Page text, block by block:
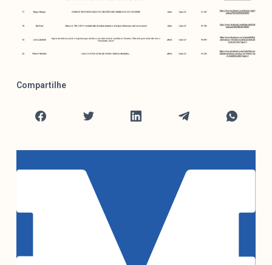
Compartilhe